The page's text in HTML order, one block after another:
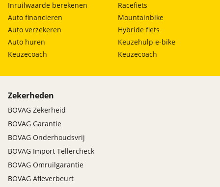
Inruilwaarde berekenen
Auto financieren
Auto verzekeren
Auto huren
Keuzecoach
Racefiets
Mountainbike
Hybride fiets
Keuzehulp e-bike
Keuzecoach
Zekerheden
BOVAG Zekerheid
BOVAG Garantie
BOVAG Onderhoudsvrij
BOVAG Import Tellercheck
BOVAG Omruilgarantie
BOVAG Afleverbeurt